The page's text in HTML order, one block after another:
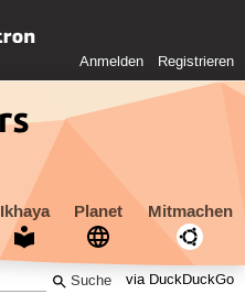
Anmelden Registrieren
Ikhaya Planet Mitmachen
via DuckDuckGo